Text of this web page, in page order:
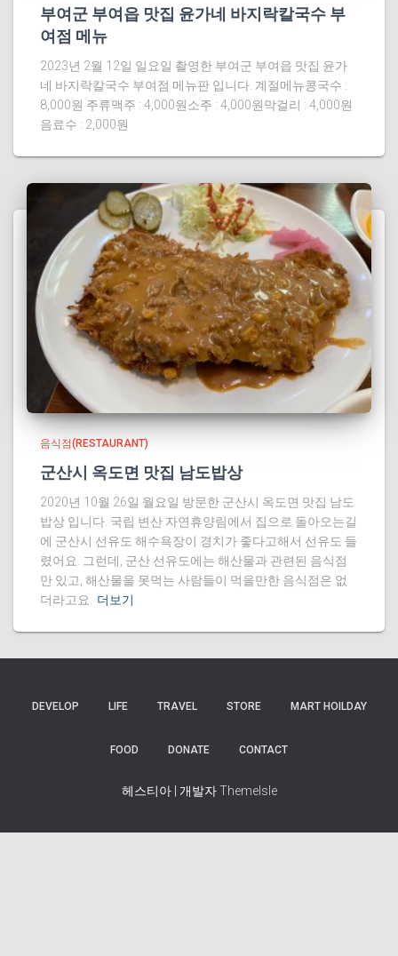
부여군 부여읍 맛집 윤가네 바지락칼국수 부
여점 메뉴
2023년 2월 12일 일요일 촬영한 부여군 부여읍 맛집 윤가
네 바지락칼국수 부여점 메뉴판 입니다. 계절메뉴콩국수 :
8,000원 주류맥주 : 4,000원소주 : 4,000원막걸리 : 4,000원
음료수 : 2,000원
음식점(RESTAURANT)
군산시 옥도면 맛집 남도밥상
2020년 10월 26일 월요일 방문한 군산시 옥도면 맛집 남도
밥상 입니다. 국립 변산 자연휴양림에서 집으로 돌아오는길
에 군산시 선유도 해수욕장이 경치가 좋다고해서 선유도 들
렸어요. 그런데, 군산 선유도에는 해산물과 관련된 음식점
만 있고, 해산물을 못먹는 사람들이 먹을만한 음식점은 없
더라고요.
더보기
DEVELOP LIFE TRAVEL STORE MART HOILDAY
FOOD DONATE CONTACT
헤스티아 | 개발자ThemeIsle